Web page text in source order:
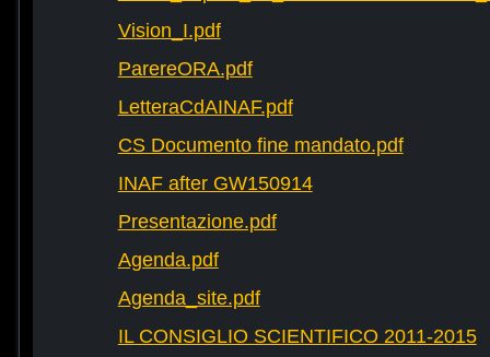
Vision_I.pdf
ParereORA.pdf
LetteraCdAINAF.pdf
CS Documento fine mandato.pdf
INAF after GW150914
Presentazione.pdf
Agenda.pdf
Agenda_site.pdf
IL CONSIGLIO SCIENTIFICO 2011-2015